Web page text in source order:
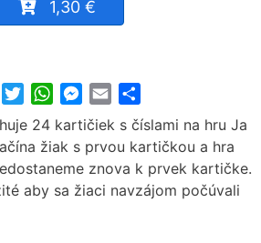
1,30 €
FacebookTwitterWhatsApp
Messenger
Email
24 kartičiek s číslami na hru Ja
žiak s prvou kartičkou a hra
znova k prvek kartičke.
aby sa žiaci navzájom počúvali